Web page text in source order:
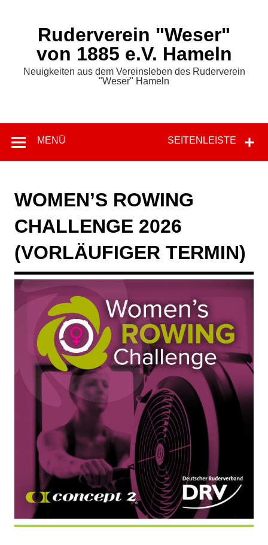
Ruderverein "Weser"
von 1885 e.V. Hameln
Neuigkeiten aus dem Vereinsleben des Ruderverein
"Weser" Hameln
SEITENLEISTE
MENÜ
WOMEN’S ROWING
CHALLENGE 2026
(VORLÄUFIGER TERMIN)